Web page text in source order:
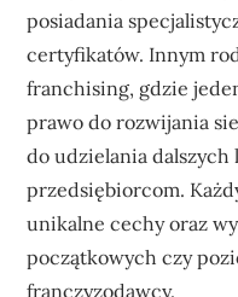
posiadania
certyfikatów. Innym
franchising, gdzie
prawo do rozwijania
do udzielania
przedsiębiorcom.
unikalne cechy oraz
początkowych czy
franczyzodawcy.